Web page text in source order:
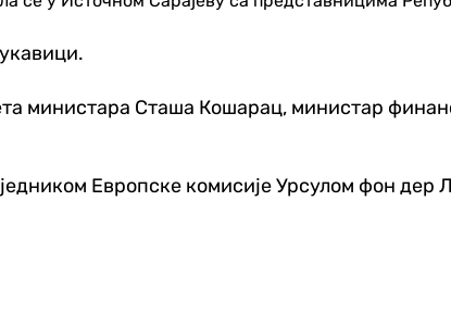
министара Сташа Кошарац, министар
Европске комисије Урсулом фон дер